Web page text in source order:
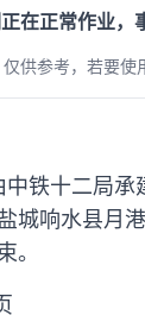
在正常作业，
供参考，若要使
铁十二局
城响水县月
。